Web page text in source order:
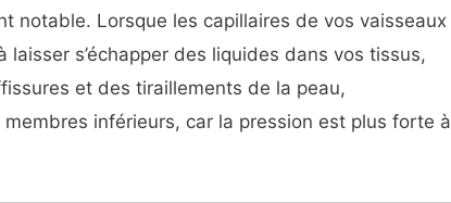
notable. Lorsque les capillaires de vos vaisseaux
laisser s’échapper des liquides dans vos tissus,
et des tiraillements de la peau,
inférieurs, car la pression est plus forte à